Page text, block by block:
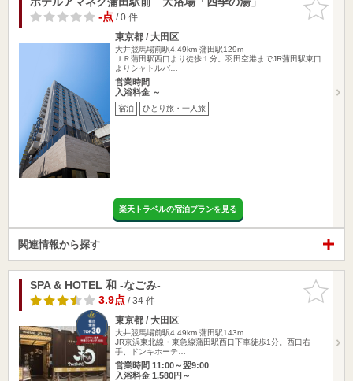
りに追加
-点/ 0 件
東京都 / 大田区
大井競馬場前駅4.49km 蒲田駅129m
ＪＲ蒲田駅西口より徒歩１分。羽田空港までJR蒲田駅東口
よりシャトルバ…
営業時間
入浴料金 ～
宿泊 ひとり旅・一人旅
楽天トラベルの宿泊プランを見る
関連情報から探す
お気に入
りに追加
SPA & HOTEL 和 -なごみ-
3.9点/ 34 件
東京都 / 大田区
大井競馬場前駅4.49km 蒲田駅143m
JR京浜東北線・東急線蒲田駅西口下車徒歩1分。西口右
手、ドンキホーテ…
営業時間 11:00～翌9:00
入浴料金 1,580円～